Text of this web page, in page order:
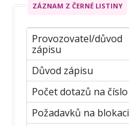
ZÁZNAM Z ČERNÉ LISTINY
Provozovatel/důvod
zápisu
Důvod zápisu
Počet dotazů na číslo
Požadavků na blokaci